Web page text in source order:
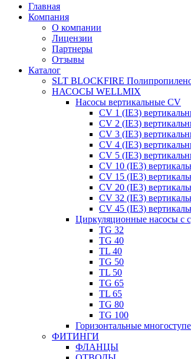
Главная
Компания
О компании
Лицензии
Партнеры
Отзывы
Каталог
SLT BLOCKFIRE
НАСОСЫ WELLMIX
Насосы вертикальные CV
CV 1 (IE3)
CV 2 (IE3)
CV 3 (IE3)
CV 4 (IE3)
CV 5 (IE3)
CV 10 (IE3)
CV 15 (IE3)
CV 20 (IE3)
CV 32 (IE3)
CV 45 (IE3)
Циркуляционные насосы с
TG 32
TG 40
TL 40
TG 50
TL 50
TG 65
TL 65
TG 80
TG 100
Горизонтальные
ФИТИНГИ
ФЛАНЦЫ